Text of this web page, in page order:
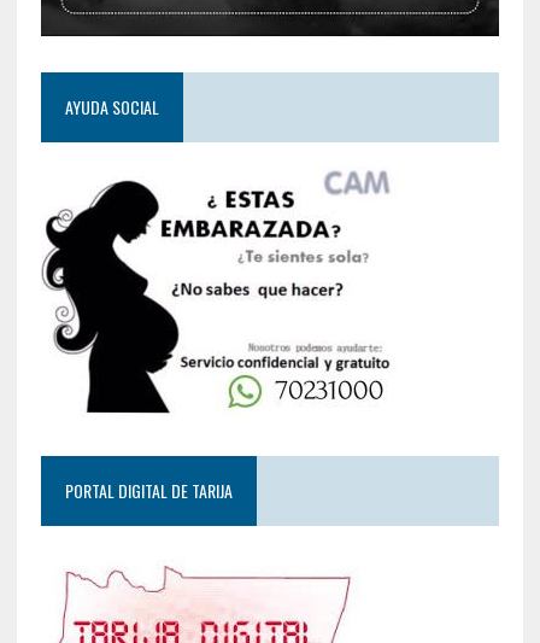
AYUDA SOCIAL
PORTAL DIGITAL DE TARIJA